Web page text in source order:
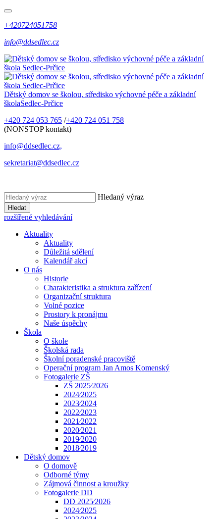
+420724051758
info@ddsedlec.cz
Dětský domov se školou, středisko výchovné péče a základní
školaSedlec-Prčice
+420 724 053 765 /+420 724 051 758
(NONSTOP kontakt)
info@ddsedlec.cz,
sekretariat@ddsedlec.cz
Hledaný výraz
Hledat
rozšířené vyhledávání
Aktuality
Aktuality
Důležitá sdělení
Kalendář akcí
O nás
Historie
Charakteristika a struktura zařízení
Organizační struktura
Volné pozice
Prostory k pronájmu
Naše úspěchy
Škola
O škole
Školská rada
Školní poradenské pracoviště
Operační program Jan Amos Komenský
Fotogalerie ZŠ
ZŠ 2025⁄2026
2024⁄2025
2023⁄2024
2022⁄2023
2021⁄2022
2020⁄2021
2019⁄2020
2018⁄2019
Dětský domov
O domově
Odborné týmy
Zájmová činnost a kroužky
Fotogalerie DD
DD 2025⁄2026
2024⁄2025